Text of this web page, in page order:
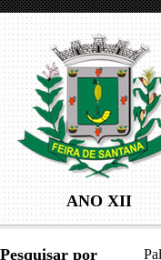
ANO XII
Pesquisar por